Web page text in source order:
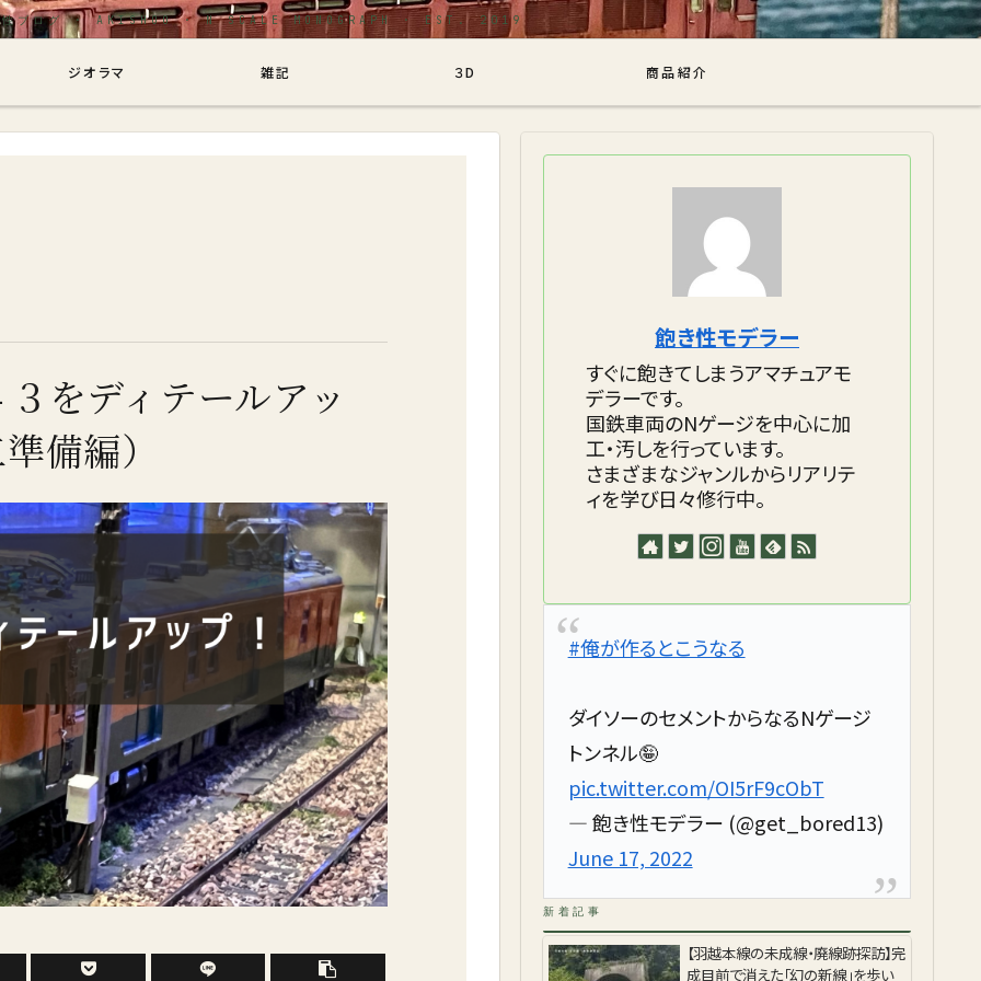
ジオラマ 雑記 ３D 商品紹介
をディテールアッ
備編）
飽き性モデラー
すぐに飽きてしまうアマチュアモ
デラーです。
国鉄車両のNゲージを中心に加
工・汚しを行っています。
さまざまなジャンルからリアリテ
ィを学び日々修行中。
#俺が作るとこうなる
ダイソーのセメントからなるNゲージ
トンネル🤪
pic.twitter.com/OI5rF9cObT
— 飽き性モデラー (@get_bored13)
June 17, 2022
新着記事
【羽越本線の未成線・廃線跡探訪】完
成目前で消えた「幻の新線」を歩い